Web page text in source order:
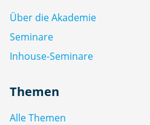
Über die Akademie
Seminare
Inhouse-Seminare
Themen
Alle Themen